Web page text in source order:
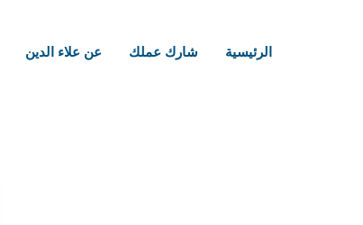
الرئيسية شارك عملك عن علاء الدين